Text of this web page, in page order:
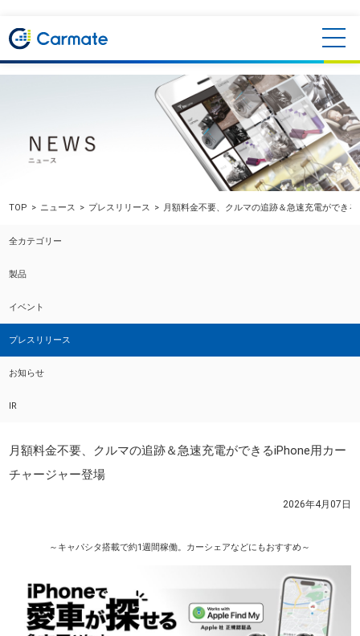
TOP ニュース プレスリリース 月額料金不要、クルマの追跡＆急速充電ができ
全カテゴリー
製品
イベント
プレスリリース
お知らせ
IR
月額料金不要、クルマの追跡＆急速充電ができるiPhone用カー
チャージャー登場
2026年4月07日
～キャパシタ搭載で約1週間稼働。カーシェアなどにもおすすめ～